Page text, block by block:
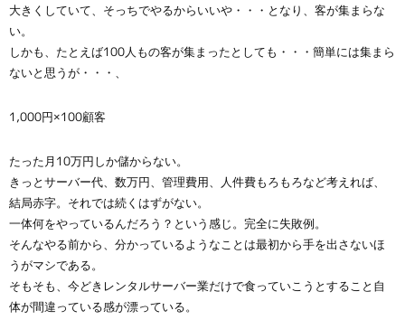
大きくしていて、そっちでやるからいいや・・・となり、客が集まらな
い。
しかも、たとえば100人もの客が集まったとしても・・・簡単には集まら
ないと思うが・・・、
1,000円×100顧客
たった月10万円しか儲からない。
きっとサーバー代、数万円、管理費用、人件費もろもろなど考えれば、
結局赤字。それでは続くはずがない。
一体何をやっているんだろう？という感じ。完全に失敗例。
そんなやる前から、分かっているようなことは最初から手を出さないほ
うがマシである。
そもそも、今どきレンタルサーバー業だけで食っていこうとすること自
体が間違っている感が漂っている。